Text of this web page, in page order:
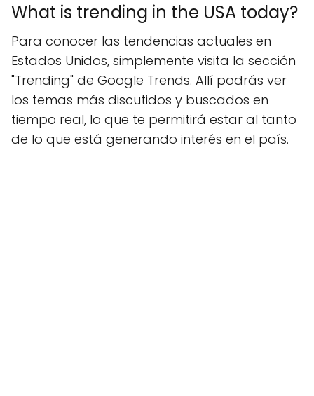
What is trending in the USA today?
Para conocer las tendencias actuales en
Estados Unidos, simplemente visita la sección
"Trending" de Google Trends. Allí podrás ver
los temas más discutidos y buscados en
tiempo real, lo que te permitirá estar al tanto
de lo que está generando interés en el país.